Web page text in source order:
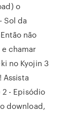
o
Sol da
não
chamar
no Kyojin 3
Assista
- Episódio
download,